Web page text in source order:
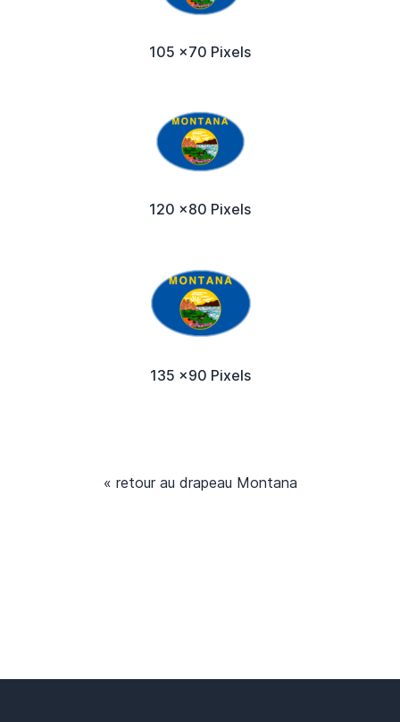
105 x70 Pixels
120 x80 Pixels
135 x90 Pixels
« retour au drapeau Montana